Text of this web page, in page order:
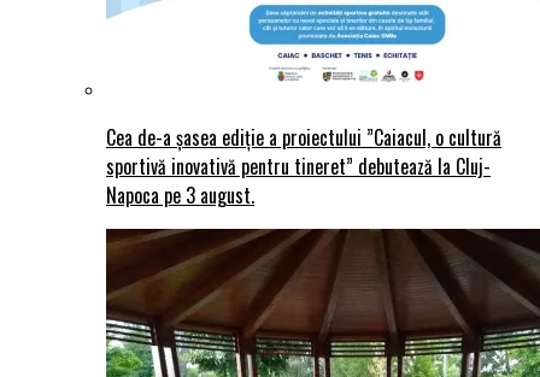
Cea de-a șasea ediție a proiectului ”Caiacul, o cultură
sportivă inovativă pentru tineret” debutează la Cluj-
Napoca pe 3 august.